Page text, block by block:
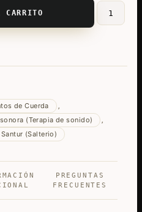
Santur
Palancas
CARRITO
de Cuerda ,
(Terapia de sonido) ,
Santur (Salterio)
PREGUNTAS
FRECUENTES